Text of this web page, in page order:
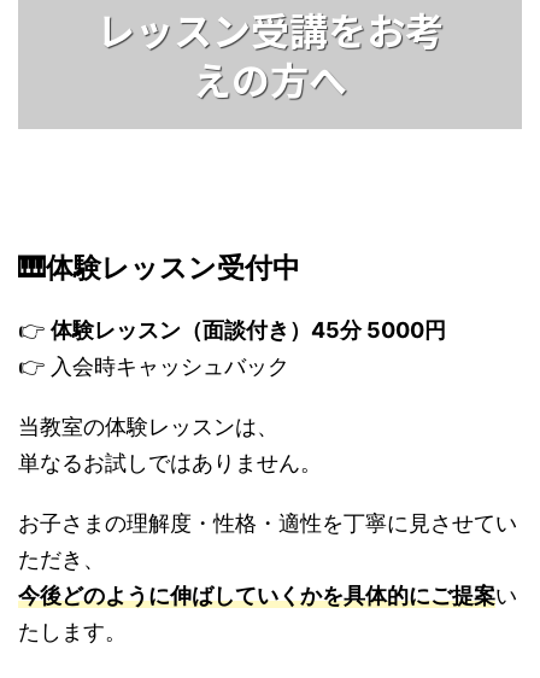
レッスン受講をお考
えの方へ
🎹体験レッスン受付中
👉 体験レッスン（面談付き）45分 5000円
👉 入会時キャッシュバック
当教室の体験レッスンは、
単なるお試しではありません。
お子さまの理解度・性格・適性を丁寧に見させてい
ただき、
今後どのように伸ばしていくかを具体的にご提案い
たします。